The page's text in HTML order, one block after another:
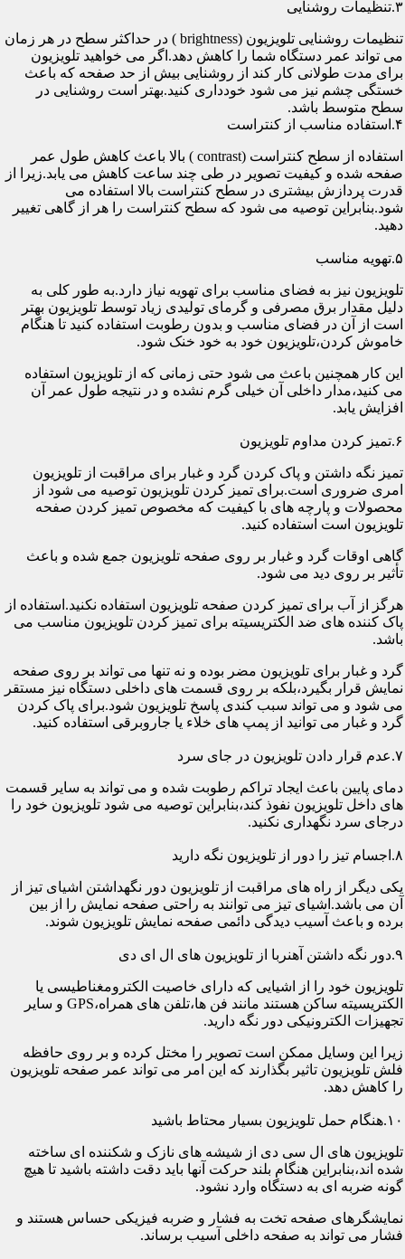
۳.تنظیمات روشنایی
تنظیمات روشنایی تلویزیون (brightness ) در حداکثر سطح در هر زمان
می تواند عمر دستگاه شما را کاهش دهد.اگر می خواهید تلویزیون
برای مدت طولانی کار کند از روشنایی بیش از حد صفحه که باعث
خستگی چشم نیز می شود خودداری کنید.بهتر است روشنایی در
سطح متوسط باشد.
۴.استفاده مناسب از کنتراست
استفاده از سطح کنتراست (contrast ) بالا باعث کاهش طول عمر
صفحه شده و کیفیت تصویر در طی چند ساعت کاهش می یابد.زیرا از
قدرت پردازش بیشتری در سطح کنتراست بالا استفاده می
شود.بنابراین توصیه می شود که سطح کنتراست را هر از گاهی تغییر
دهید.
۵.تهویه مناسب
تلویزیون نیز به فضای مناسب برای تهویه نیاز دارد.به طور کلی به
دلیل مقدار برق مصرفی و گرمای تولیدی زیاد توسط تلویزیون بهتر
است از آن در فضای مناسب و بدون رطوبت استفاده کنید تا هنگام
خاموش کردن،تلویزیون خود به خود خنک شود.
این کار همچنین باعث می شود حتی زمانی که از تلویزیون استفاده
می کنید،مدار داخلی آن خیلی گرم نشده و در نتیجه طول عمر آن
افزایش یابد.
۶.تمیز کردن مداوم تلویزیون
تمیز نگه داشتن و پاک کردن گرد و غبار برای مراقبت از تلویزیون
امری ضروری است.برای تمیز کردن تلویزیون توصیه می شود از
محصولات و پارچه های با کیفیت که مخصوص تمیز کردن صفحه
تلویزیون است استفاده کنید.
گاهی اوقات گرد و غبار بر روی صفحه تلویزیون جمع شده و باعث
تأثیر بر روی دید می شود.
هرگز از آب برای تمیز کردن صفحه تلویزیون استفاده نکنید.استفاده از
پاک کننده های ضد الکتریسیته برای تمیز کردن تلویزیون مناسب می
باشد.
گرد و غبار برای تلویزیون مضر بوده و نه تنها می تواند بر روی صفحه
نمایش قرار بگیرد،بلکه بر روی قسمت های داخلی دستگاه نیز مستقر
می شود و می تواند سبب کندی پاسخ تلویزیون شود.برای پاک کردن
گرد و غبار می توانید از پمپ های خلاء یا جاروبرقی استفاده کنید.
۷.عدم قرار دادن تلویزیون در جای سرد
دمای پایین باعث ایجاد تراکم رطوبت شده و می تواند به سایر قسمت
های داخل تلویزیون نفوذ کند،بنابراین توصیه می شود تلویزیون خود را
درجای سرد نگهداری نکنید.
۸.اجسام تیز را دور از تلویزیون نگه دارید
یکی دیگر از راه های مراقبت از تلویزیون دور نگهداشتن اشیای تیز از
آن می باشد.اشیای تیز می توانند به راحتی صفحه نمایش را از بین
برده و باعث آسیب دیدگی دائمی صفحه نمایش تلویزیون شوند.
۹.دور نگه داشتن آهنربا از تلویزیون های ال ای دی
تلویزیون خود را از اشیایی که دارای خاصیت الکترومغناطیسی یا
الکتریسیته ساکن هستند مانند فن ها،تلفن های همراه،GPS و سایر
تجهیزات الکترونیکی دور نگه دارید.
زیرا این وسایل ممکن است تصویر را مختل کرده و بر روی حافظه
فلش تلویزیون تاثیر بگذارند که این امر می تواند عمر صفحه تلویزیون
را کاهش دهد.
۱۰.هنگام حمل تلویزیون بسیار محتاط باشید
تلویزیون های ال سی دی از شیشه های نازک و شکننده ای ساخته
شده اند،بنابراین هنگام بلند حرکت آنها باید دقت داشته باشید تا هیچ
گونه ضربه ای به دستگاه وارد نشود.
نمایشگرهای صفحه تخت به فشار و ضربه فیزیکی حساس هستند و
فشار می تواند به صفحه داخلی آسیب برساند.